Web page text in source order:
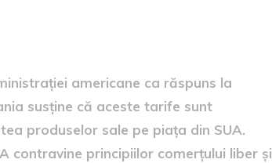
americane ca răspuns la
susține că aceste tarife sunt
produselor sale pe piața din SUA.
contravine principiilor comerțului liber și